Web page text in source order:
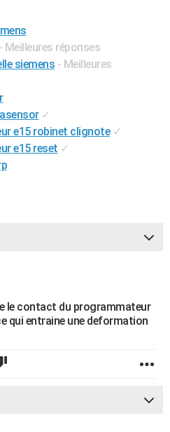
- Meilleures réponses
siemens - Meilleures
✓
e15 robinet clignote ✓
e15 reset ✓
le contact du programmateur
qui entraine une deformation